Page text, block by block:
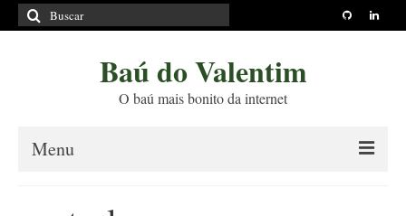
Buscar
por:
Baú do Valentim
O baú mais bonito da internet
Menu